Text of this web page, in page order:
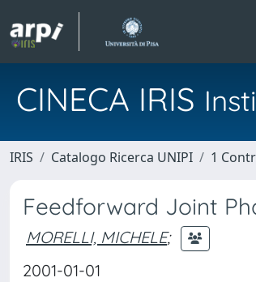
CINECA IRIS
IRIS Catalogo Ricerca UNIPI 1
Feedforward Joint
MORELLI, MICHELE;
2001-01-01